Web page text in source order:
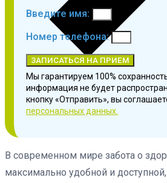
Введите имя:
Номер телефона:
ЗАПИСАТЬСЯ НА ПРИЕМ
Мы гарантируем 100%
информация не будет
кнопку «Отправить», вы
персональных данных.
В современном мире забота о
максимально удобной и